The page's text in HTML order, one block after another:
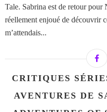
Tale. Sabrina est de retour pour
réellement enjoué de découvrir
m’attendais...
CRITIQUES
AVENTURES DE